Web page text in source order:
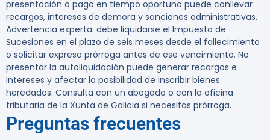
presentación o pago en tiempo oportuno puede conllevar
recargos, intereses de demora y sanciones administrativas.
Advertencia experta: debe liquidarse el Impuesto de
Sucesiones en el plazo de seis meses desde el fallecimiento
o solicitar expresa prórroga antes de ese vencimiento. No
presentar la autoliquidación puede generar recargos e
intereses y afectar la posibilidad de inscribir bienes
heredados. Consulta con un abogado o con la oficina
tributaria de la Xunta de Galicia si necesitas prórroga.
Preguntas frecuentes